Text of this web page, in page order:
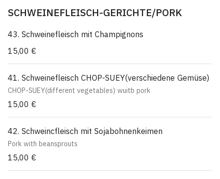
SCHWEINEFLEISCH-GERICHTE/PORK
43. Schweinefleisch mit Champignons
15,00 €
41. Schweinefleisch CHOP-SUEY(verschiedene Gemüse)
CHOP-SUEY(different vegetables) wuitb pork
15,00 €
42. Schweincfleisch mit Sojabohnenkeimen
Pork with beansprouts
15,00 €